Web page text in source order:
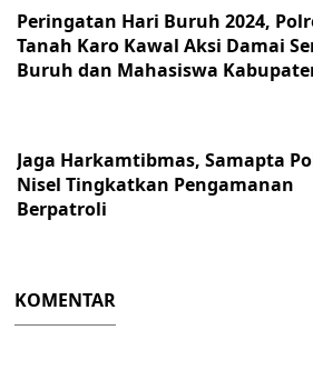
Peringatan Hari Buruh 2024,
Tanah Karo Kawal Aksi Damai
Buruh dan Mahasiswa
Jaga Harkamtibmas, Samapta
Nisel Tingkatkan Pengamanan
Berpatroli
KOMENTAR